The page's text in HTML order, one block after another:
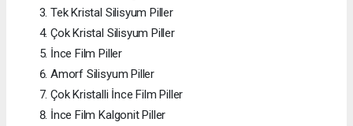
Tek Kristal Silisyum Piller
Çok Kristal Silisyum Piller
İnce Film Piller
Amorf Silisyum Piller
Çok Kristalli İnce Film Piller
İnce Film Kalgonit Piller